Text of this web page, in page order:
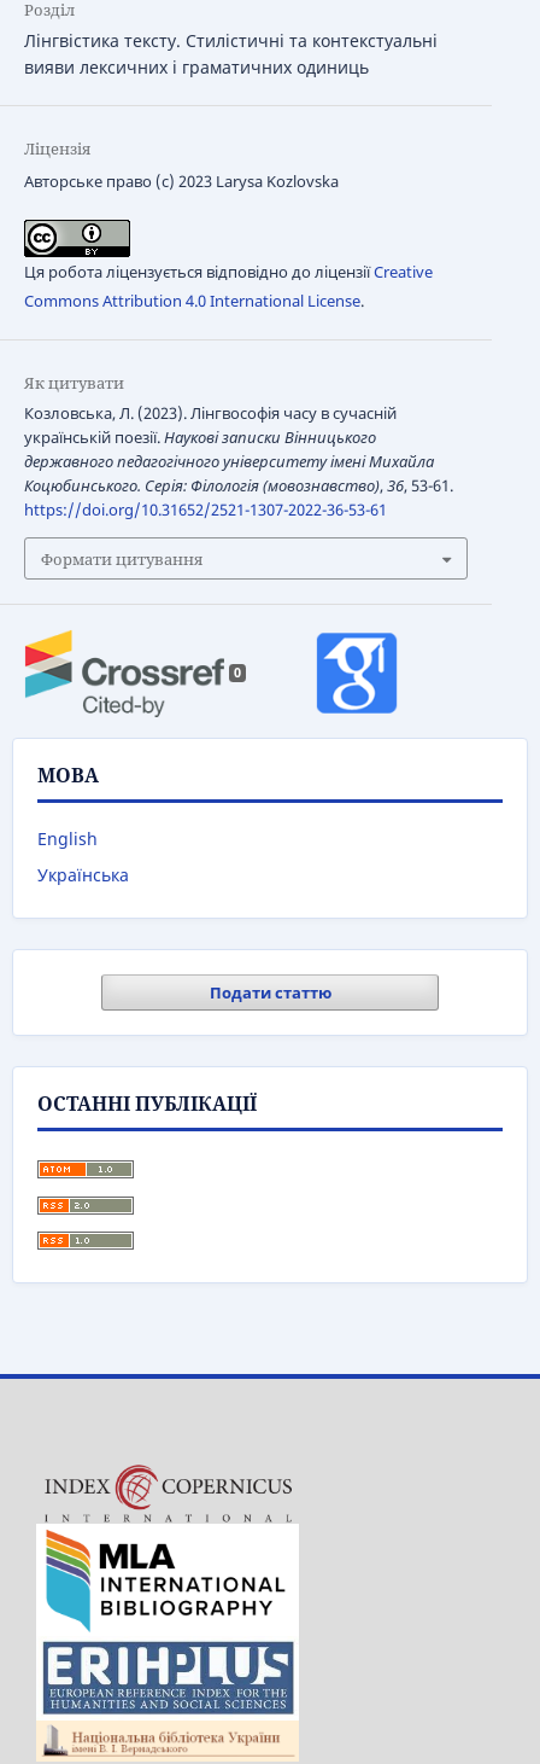
Розділ
Лінгвістика тексту. Стилістичні та контекстуальні
вияви лексичних і граматичних одиниць
Ліцензія
Авторське право (c) 2023 Larysa Kozlovska
Ця робота ліцензується відповідно до ліцензіїCreative
Commons Attribution 4.0 International License.
Як цитувати
Козловська, Л. (2023). Лінгвософія часу в сучасній
українській поезії.Наукові записки Вінницького
державного педагогічного університету імені Михайла
Коцюбинського. Серія: Філологія (мовознавство),36, 53-61.
https://doi.org/10.31652/2521-1307-2022-36-53-61
Формати цитування
0
МОВА
English
Українська
Подати статтю
ОСТАННІ ПУБЛІКАЦІЇ